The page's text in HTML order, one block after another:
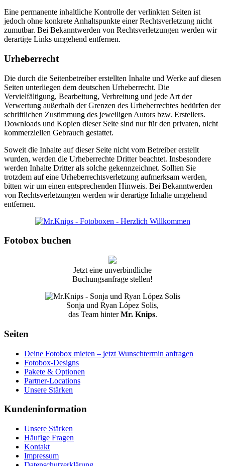
Eine permanente inhaltliche Kontrolle der verlinkten Seiten ist
jedoch ohne konkrete Anhaltspunkte einer Rechtsverletzung nicht
zumutbar. Bei Bekanntwerden von Rechtsverletzungen werden wir
derartige Links umgehend entfernen.
Urheberrecht
Die durch die Seitenbetreiber erstellten Inhalte und Werke auf diesen
Seiten unterliegen dem deutschen Urheberrecht. Die
Vervielfältigung, Bearbeitung, Verbreitung und jede Art der
Verwertung außerhalb der Grenzen des Urheberrechtes bedürfen der
schriftlichen Zustimmung des jeweiligen Autors bzw. Erstellers.
Downloads und Kopien dieser Seite sind nur für den privaten, nicht
kommerziellen Gebrauch gestattet.
Soweit die Inhalte auf dieser Seite nicht vom Betreiber erstellt
wurden, werden die Urheberrechte Dritter beachtet. Insbesondere
werden Inhalte Dritter als solche gekennzeichnet. Sollten Sie
trotzdem auf eine Urheberrechtsverletzung aufmerksam werden,
bitten wir um einen entsprechenden Hinweis. Bei Bekanntwerden
von Rechtsverletzungen werden wir derartige Inhalte umgehend
entfernen.
Fotobox buchen
Jetzt eine unverbindliche
Buchungsanfrage stellen!
Sonja und Ryan López Solis,
das Team hinterMr. Knips.
Seiten
Deine Fotobox mieten – jetzt Wunschtermin anfragen
Fotobox-Designs
Pakete & Optionen
Partner-Locations
Unsere Stärken
Kundeninformation
Unsere Stärken
Häufige Fragen
Kontakt
Impressum